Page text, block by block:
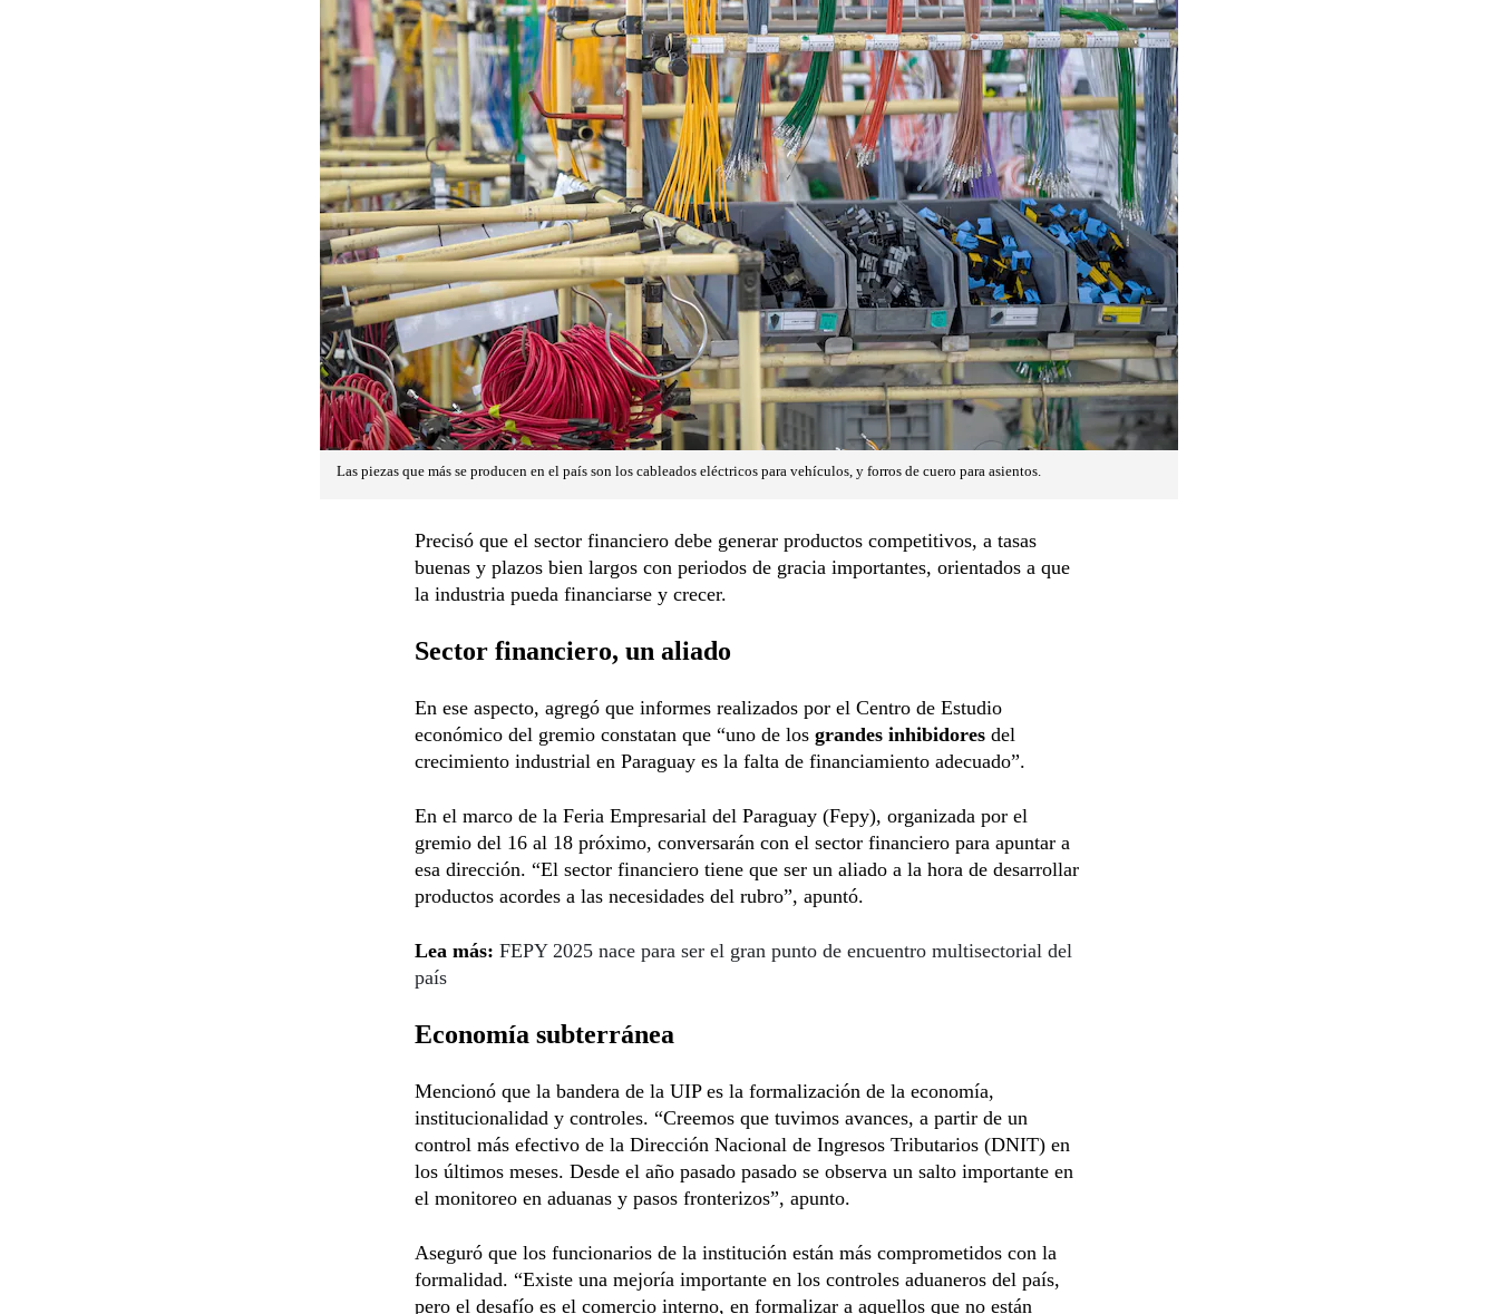
Las piezas que más se producen en el país son los cableados eléctricos para vehículos, y forros de cuero para asientos.
Precisó que el sector financiero debe generar productos competitivos, a tasas
buenas y plazos bien largos con periodos de gracia importantes, orientados a que
la industria pueda financiarse y crecer.
Sector financiero, un aliado
En ese aspecto, agregó que informes realizados por el Centro de Estudio
económico del gremio constatan que “uno de los grandes inhibidores del
crecimiento industrial en Paraguay es la falta de financiamiento adecuado”.
En el marco de la Feria Empresarial del Paraguay (Fepy), organizada por el
gremio del 16 al 18 próximo, conversarán con el sector financiero para apuntar a
esa dirección. “El sector financiero tiene que ser un aliado a la hora de desarrollar
productos acordes a las necesidades del rubro”, apuntó.
Lea más: FEPY 2025 nace para ser el gran punto de encuentro multisectorial del
país
Economía subterránea
Mencionó que la bandera de la UIP es la formalización de la economía,
institucionalidad y controles. “Creemos que tuvimos avances, a partir de un
control más efectivo de la Dirección Nacional de Ingresos Tributarios (DNIT) en
los últimos meses. Desde el año pasado pasado se observa un salto importante en
el monitoreo en aduanas y pasos fronterizos”, apunto.
Aseguró que los funcionarios de la institución están más comprometidos con la
formalidad. “Existe una mejoría importante en los controles aduaneros del país,
pero el desafío es el comercio interno, en formalizar a aquellos que no están